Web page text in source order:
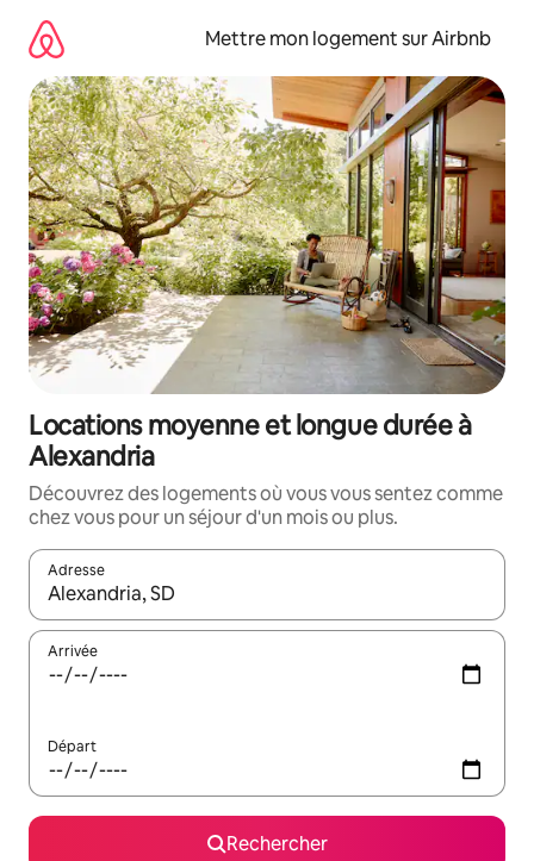
directement
contenu
Mettre mon logement sur Airbnb
Locations moyenne et longue durée à
Alexandria
Découvrez des logements où vous vous sentez comme
chez vous pour un séjour d'un mois ou plus.
Adresse
Lorsque les résultats s'affichent, utilisez les flèches vers le
Arrivée
Départ
Rechercher